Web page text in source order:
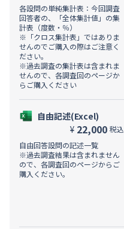
各設問の単純集計表：今回調査
回答者の、「全体集計値」の集
計表（度数・％）
※「クロス集計表」ではありま
せんのでご購入の際はご注意く
ださい。
※過去調査の集計表は含まれま
せんので、各調査回のページか
らご購入ください
自由記述(Excel)
¥ 22,000 税込
自由回答設問の記述一覧
※過去調査結果は含まれません
ので、各調査回のページからご
購入ください。